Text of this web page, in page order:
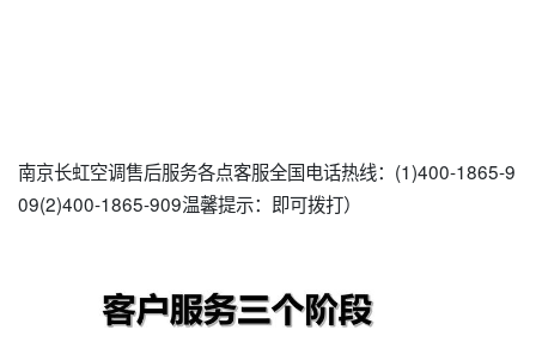
南京长虹空调售后服务各点客服全国电话热线：(1)400-1865-9
09(2)400-1865-909温馨提示：即可拨打）